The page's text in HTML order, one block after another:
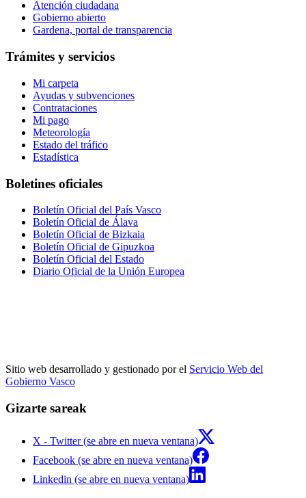
Atención ciudadana
Gobierno abierto
Gardena, portal de transparencia
Trámites y servicios
Mi carpeta
Ayudas y subvenciones
Contrataciones
Mi pago
Meteorología
Estado del tráfico
Estadística
Boletines oficiales
Boletín Oficial del País Vasco
Boletín Oficial de Álava
Boletín Oficial de Bizkaia
Boletín Oficial de Gipuzkoa
Boletín Oficial del Estado
Diario Oficial de la Unión Europea
Sitio web desarrollado y gestionado por el Servicio Web del
Gobierno Vasco
Gizarte sareak
X - Twitter (se abre en nueva ventana)
Facebook (se abre en nueva ventana)
Linkedin (se abre en nueva ventana)